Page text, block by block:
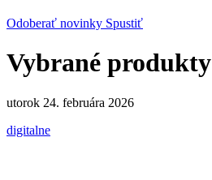
Odoberať novinky Spustiť
Vybrané produkty
utorok 24. februára 2026
digitalne